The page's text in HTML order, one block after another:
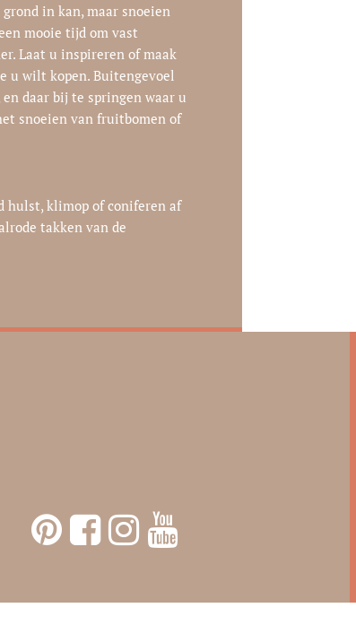
in kan, maar snoeien
mooie tijd om vast
Laat u inspireren of maak
u wilt kopen. Buitengevoel
daar bij te springen waar u
snoeien van fruitbomen of
hulst, klimop of coniferen af
takken van de